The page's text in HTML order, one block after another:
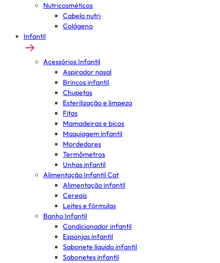
Nutricosméticos
Cabelo nutri
Colágeno
Infantil
Acessórios Infantil
Aspirador nasal
Brincos infantil
Chupetas
Esterilização e limpeza
Fitas
Mamadeiras e bicos
Maquiagem infantil
Mordedores
Termômetros
Unhas infantil
Alimentação Infantil Cat
Alimentação infantil
Cereais
Leites e fórmulas
Banho Infantil
Condicionador infantil
Esponjas infantil
Sabonete líquido infantil
Sabonetes infantil